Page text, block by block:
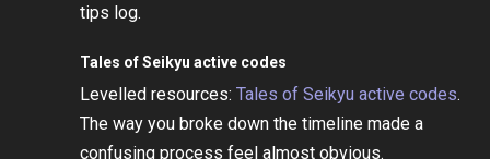
tips log.
Tales of Seikyu active codes
Levelled resources: Tales of Seikyu active codes.
The way you broke down the timeline made a
confusing process feel almost obvious.